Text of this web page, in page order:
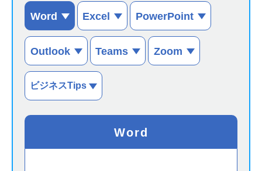
Word Excel PowerPoint
Outlook Teams Zoom
ビジネスTips
Word